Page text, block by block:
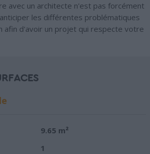
avec un architecte n'est pas forcément
les différentes problématiques
afin d'avoir un projet qui respecte votre
9.65 m²
1